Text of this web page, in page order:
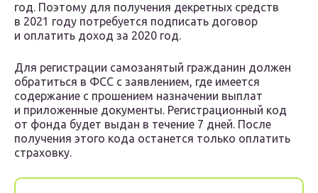
год. Поэтому для получения декретных средств
в 2021 году потребуется подписать договор
и оплатить доход за 2020 год.
Для регистрации самозанятый гражданин должен
обратиться в ФСС с заявлением, где имеется
содержание с прошением назначении выплат
и приложенные документы. Регистрационный код
от фонда будет выдан в течение 7 дней. После
получения этого кода останется только оплатить
страховку.